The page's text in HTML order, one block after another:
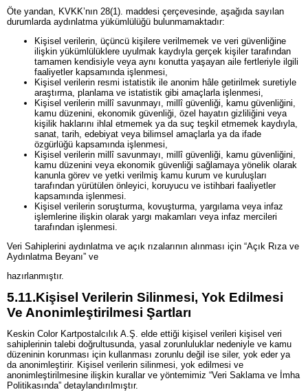
Öte yandan, KVKK’nın 28(1). maddesi çerçevesinde, aşağıda sayılan
durumlarda aydınlatma yükümlülüğü bulunmamaktadır:
Kişisel verilerin, üçüncü kişilere verilmemek ve veri güvenliğine
ilişkin yükümlülüklere uyulmak kaydıyla gerçek kişiler tarafından
tamamen kendisiyle veya aynı konutta yaşayan aile fertleriyle ilgili
faaliyetler kapsamında işlenmesi,
Kişisel verilerin resmi istatistik ile anonim hâle getirilmek suretiyle
araştırma, planlama ve istatistik gibi amaçlarla işlenmesi,
Kişisel verilerin millî savunmayı, millî güvenliği, kamu güvenliğini,
kamu düzenini, ekonomik güvenliği, özel hayatın gizliliğini veya
kişilik haklarını ihlal etmemek ya da suç teşkil etmemek kaydıyla,
sanat, tarih, edebiyat veya bilimsel amaçlarla ya da ifade
özgürlüğü kapsamında işlenmesi,
Kişisel verilerin millî savunmayı, millî güvenliği, kamu güvenliğini,
kamu düzenini veya ekonomik güvenliği sağlamaya yönelik olarak
kanunla görev ve yetki verilmiş kamu kurum ve kuruluşları
tarafından yürütülen önleyici, koruyucu ve istihbari faaliyetler
kapsamında işlenmesi.
Kişisel verilerin soruşturma, kovuşturma, yargılama veya infaz
işlemlerine ilişkin olarak yargı makamları veya infaz mercileri
tarafından işlenmesi.
Veri Sahiplerini aydınlatma ve açık rızalarının alınması için “Açık Rıza ve
Aydınlatma Beyanı” ve
hazırlanmıştır.
5.11.Kişisel Verilerin Silinmesi, Yok Edilmesi
Ve Anonimleştirilmesi Şartları
Keskin Color Kartpostalcılık A.Ş. elde ettiği kişisel verileri kişisel veri
sahiplerinin talebi doğrultusunda, yasal zorunluluklar nedeniyle ve kamu
düzeninin korunması için kullanması zorunlu değil ise siler, yok eder ya
da anonimleştirir. Kişisel verilerin silinmesi, yok edilmesi ve
anonimleştirilmesine ilişkin kurallar ve yöntemimiz “Veri Saklama ve İmha
Politikasında” detaylandırılmıştır.